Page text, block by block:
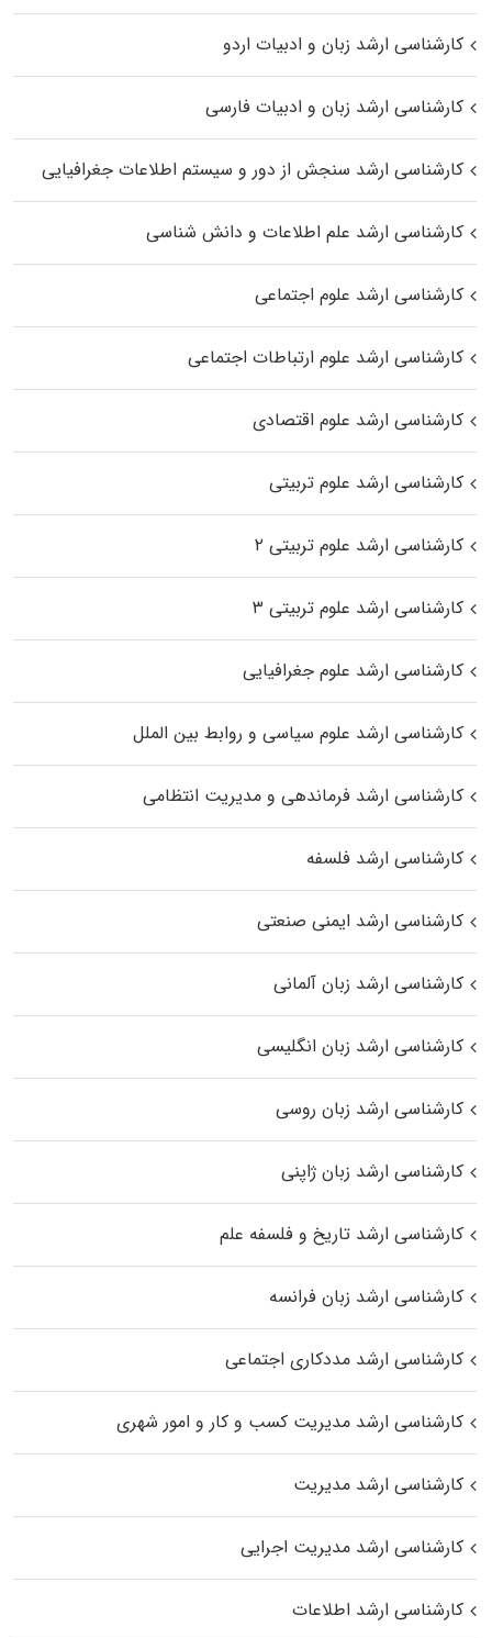
کارشناسی ارشد زبان و ادبیات اردو
کارشناسی ارشد زبان و ادبیات فارسی
کارشناسی ارشد سنجش از دور و سیستم اطلاعات جغرافیایی
کارشناسی ارشد علم اطلاعات و دانش شناسی
کارشناسی ارشد علوم اجتماعی
کارشناسی ارشد علوم ارتباطات اجتماعی
کارشناسی ارشد علوم اقتصادی
کارشناسی ارشد علوم تربیتی
کارشناسی ارشد علوم تربیتی ۲
کارشناسی ارشد علوم تربیتی ۳
کارشناسی ارشد علوم جغرافیایی
کارشناسی ارشد علوم سیاسی و روابط بین الملل
کارشناسی ارشد فرماندهی و مدیریت انتظامی
کارشناسی ارشد فلسفه
کارشناسی ارشد ایمنی صنعتی
کارشناسی ارشد زبان آلمانی
کارشناسی ارشد زبان انگلیسی
کارشناسی ارشد زبان روسی
کارشناسی ارشد زبان ژاپنی
کارشناسی ارشد تاریخ و فلسفه علم
کارشناسی ارشد زبان فرانسه
کارشناسی ارشد مددکاری اجتماعی
کارشناسی ارشد مدیریت کسب و کار و امور شهری
کارشناسی ارشد مدیریت
کارشناسی ارشد مدیریت اجرایی
کارشناسی ارشد اطلاعات